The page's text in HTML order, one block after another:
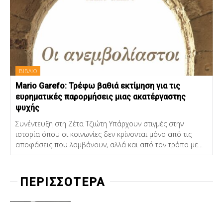
ΒΙΒΛΙΟ
Mario Garefo: Τρέφω βαθιά εκτίμηση για τις
ευρηματικές παρορμήσεις μιας ακατέργαστης
ψυχής
Συνέντευξη στη Ζέτα Τζιώτη Υπάρχουν στιγμές στην
ιστορία όπου οι κοινωνίες δεν κρίνονται μόνο από τις
αποφάσεις που λαμβάνουν, αλλά και από τον τρόπο με...
ΠΕΡΙΣΣΟΤΕΡΑ